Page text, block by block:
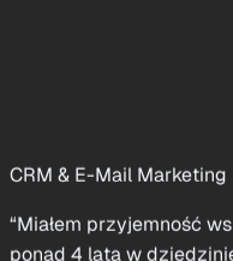
Natalie Wiszczor